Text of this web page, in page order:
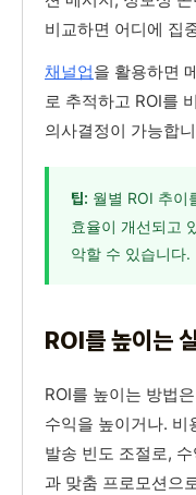
비교하면 어디에 집
채널업을 활용하면
로 추적하고 ROI를
의사결정이 가능합
팁: 월별 ROI 추이
효율이 개선되고
악할 수 있습니다.
ROI를 높이는
ROI를 높이는 방법
수익을 높이거나. 비
발송 빈도 조절로,
과 맞춤 프로모션으